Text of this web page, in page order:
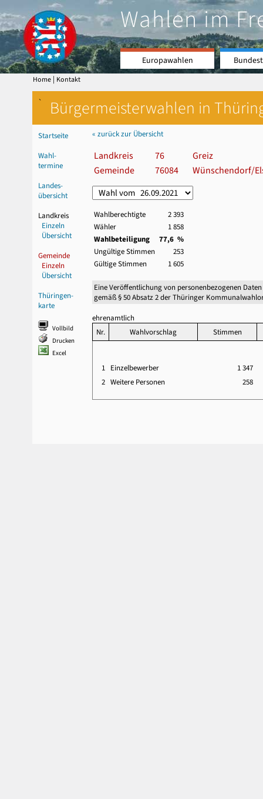
Wahlen im
Europawahlen
Home | Kontakt
` Bürgermeisterwahlen in
Startseite
Wahl-
termine
Landes-
übersicht
Landkreis
Einzeln
Übersicht
Gemeinde
Einzeln
Übersicht
Thüringen-
karte
Vollbild
Drucken
Excel
« zurück zur Übersicht
Landkreis 76
Greiz
Gemeinde
76084 Wünschendorf/
Wahlberechtigte
2 393
Wähler
1 858
Wahlbeteiligung
77,6 %
Ungültige Stimmen
253
Gültige Stimmen
1 605
Eine Veröffentlichung von personenbezogenen
gemäß § 50 Absatz 2 der Thüringer
ehrenamtlich
Nr.
Wahlvorschlag Stimmen
1 Einzelbewerber
1 347
2 Weitere Personen 258